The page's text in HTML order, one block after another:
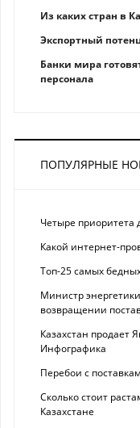
Из каких стран в
Экспортный
Банки мира
персонала
ПОПУЛЯРНЫЕ
Четыре приоритета
Какой интернет-
Топ-25 самых
Министр
возвращении
Казахстан продает
Инфографика
Перебои с
Сколько стоит
Казахстане